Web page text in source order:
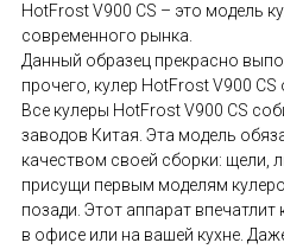
HotFrost V900 CS – это модель
современного рынка.
Данный образец прекрасно
прочего, кулер HotFrost V900
Все кулеры HotFrost V900 CS
заводов Китая. Эта модель
качеством своей сборки: щели,
присущи первым моделям
позади. Этот аппарат
в офисе или на вашей кухне.